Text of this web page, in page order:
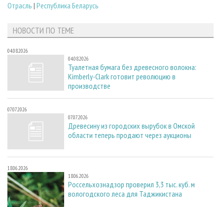
Отрасль | Республика Беларусь
НОВОСТИ ПО ТЕМЕ
04.08.2026
04.08.2026
Туалетная бумага без древесного волокна:
Kimberly-Clark готовит революцию в
производстве
07.07.2026
07.07.2026
Древесину из городских вырубок в Омской
области теперь продают через аукционы
18.06.2026
18.06.2026
Россельхознадзор проверил 3,3 тыс. куб. м
вологодского леса для Таджикистана